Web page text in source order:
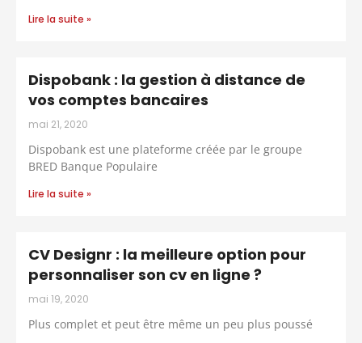
Lire la suite »
Dispobank : la gestion à distance de
vos comptes bancaires
mai 21, 2020
Dispobank est une plateforme créée par le groupe
BRED Banque Populaire
Lire la suite »
CV Designr : la meilleure option pour
personnaliser son cv en ligne ?
mai 19, 2020
Plus complet et peut être même un peu plus poussé